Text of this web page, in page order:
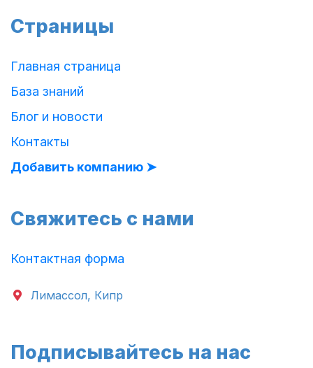
Страницы
Главная страница
База знаний
Блог и новости
Контакты
Добавить компанию ➤
Свяжитесь с нами
Контактная форма
Лимассол, Кипр
Подписывайтесь на нас